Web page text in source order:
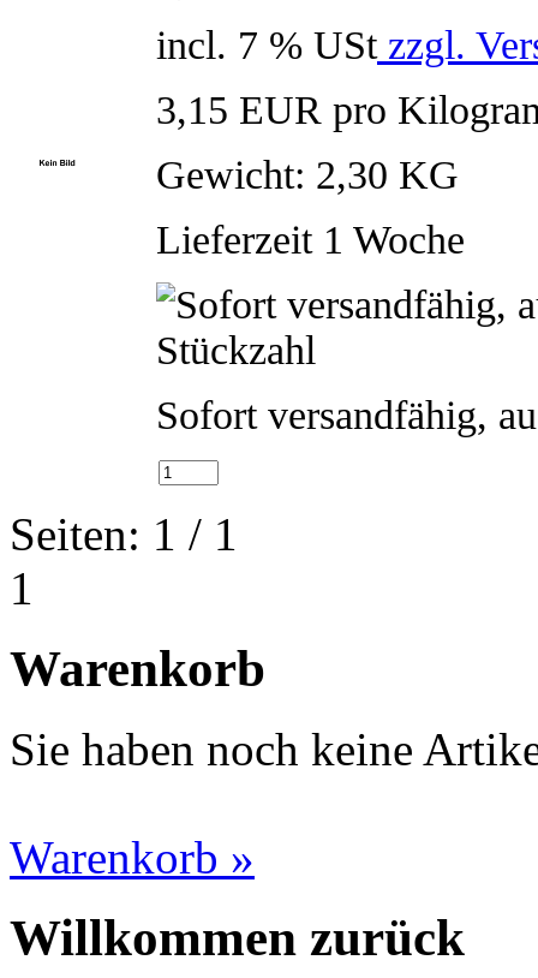
incl. 7 % UStzzgl.
3,15 EUR pro
Gewicht: 2,30 KG
Lieferzeit 1 Woche
Sofort versandfähig,
Seiten: 1 / 1
1
Warenkorb
Sie haben noch keine
Warenkorb »
Willkommen zurück